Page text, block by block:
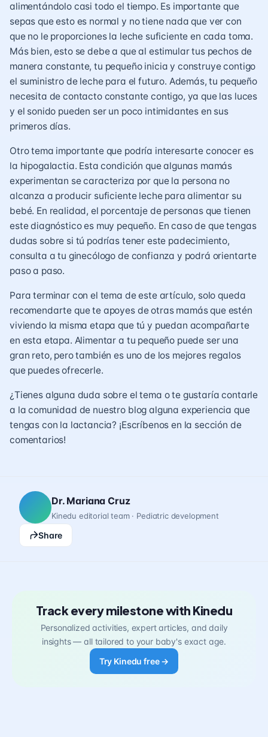
alimentándolo casi todo el tiempo. Es importante que
sepas que esto es normal y no tiene nada que ver con
que no le proporciones la leche suficiente en cada toma.
Más bien, esto se debe a que al estimular tus pechos de
manera constante, tu pequeño inicia y construye contigo
el suministro de leche para el futuro. Además, tu pequeño
necesita de contacto constante contigo, ya que las luces
y el sonido pueden ser un poco intimidantes en sus
primeros días.
Otro tema importante que podría interesarte conocer es
la hipogalactia. Esta condición que algunas mamás
experimentan se caracteriza por que la persona no
alcanza a producir suficiente leche para alimentar su
bebé. En realidad, el porcentaje de personas que tienen
este diagnóstico es muy pequeño. En caso de que tengas
dudas sobre si tú podrías tener este padecimiento,
consulta a tu ginecólogo de confianza y podrá orientarte
paso a paso.
Para terminar con el tema de este artículo, solo queda
recomendarte que te apoyes de otras mamás que estén
viviendo la misma etapa que tú y puedan acompañarte
en esta etapa. Alimentar a tu pequeño puede ser una
gran reto, pero también es uno de los mejores regalos
que puedes ofrecerle.
¿Tienes alguna duda sobre el tema o te gustaría contarle
a la comunidad de nuestro blog alguna experiencia que
tengas con la lactancia? ¡Escríbenos en la sección de
comentarios!
Dr. Mariana Cruz
Kinedu editorial team · Pediatric development
Share
Track every milestone with Kinedu
Personalized activities, expert articles, and daily
insights — all tailored to your baby's exact age.
Try Kinedu free →